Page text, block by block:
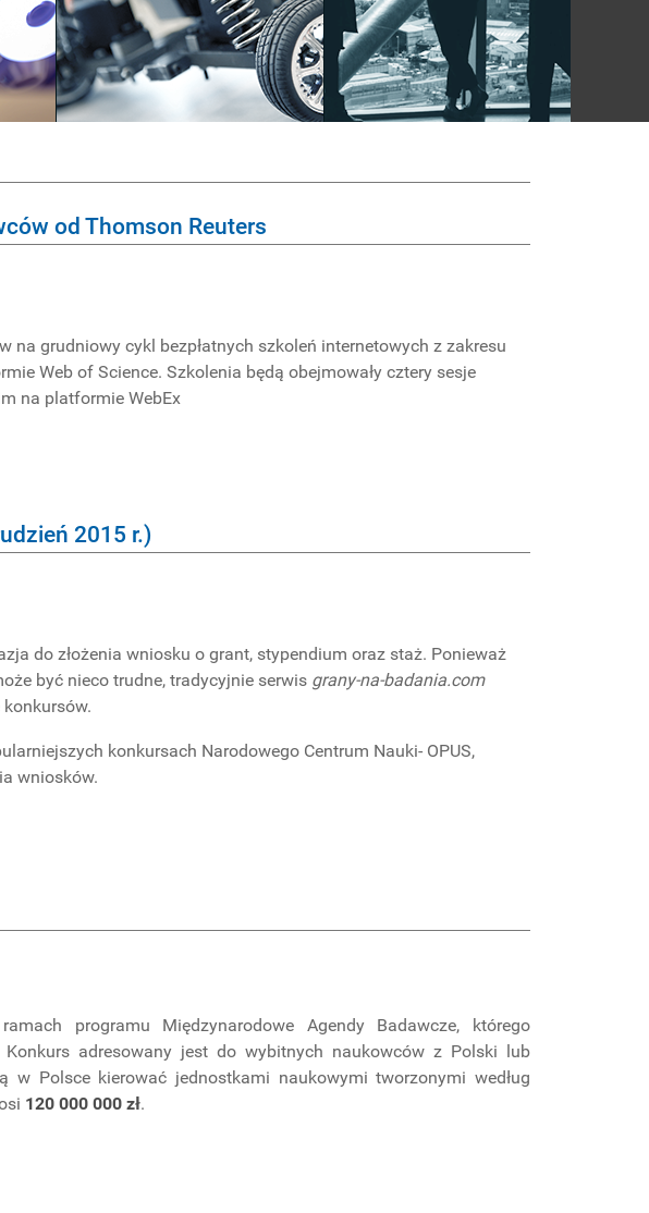
od Thomson Reuters
grudniowy cykl bezpłatnych szkoleń internetowych z zakresu
Web of Science. Szkolenia będą obejmowały cztery sesje
na platformie WebEx
2015 r.)
do złożenia wniosku o grant, stypendium oraz staż. Ponieważ
być nieco trudne, tradycyjnie serwis grany-na-badania.com
konkursach Narodowego Centrum Nauki- OPUS,
wniosków.
programu Międzynarodowe Agendy Badawcze, którego
adresowany jest do wybitnych naukowców z Polski lub
Polsce kierować jednostkami naukowymi tworzonymi według
120 000 000 zł.